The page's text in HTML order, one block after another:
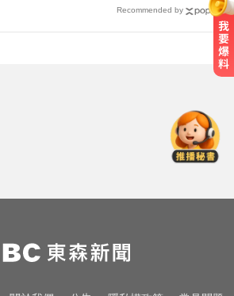
Recommended by
聲
凱旋雙車登場 660新動力